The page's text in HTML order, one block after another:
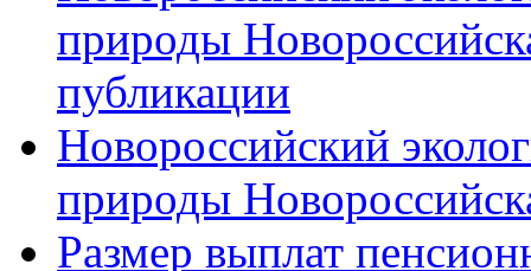
природы
публикации
Новороссийский
природы
Размер выплат